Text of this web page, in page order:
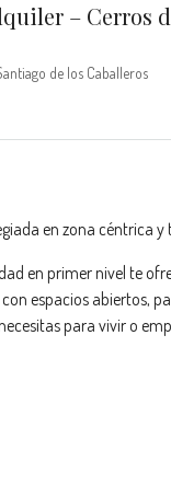
– Cerros
de los Caballeros
en zona céntrica
en primer nivel te
espacios abiertos,
para vivir o